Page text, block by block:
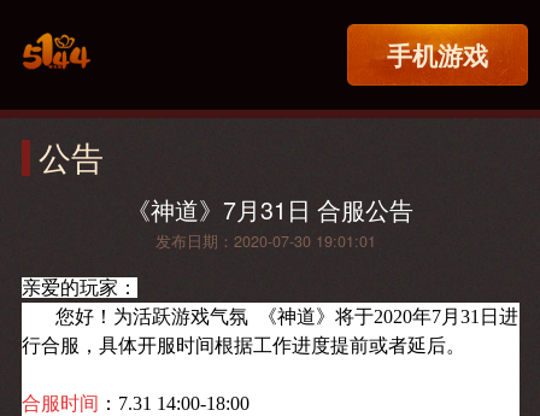
手机游戏
公告
《神道》7月31日 合服公告
发布日期：2020-07-30 19:01:01
亲爱的玩家：
您好！为活跃游戏气氛 《神道》将于2020年7月31 日进
行合服， 具体开服时间根据工作进度提前或者延后。
合服时间 ：7.31 14:00-18:00